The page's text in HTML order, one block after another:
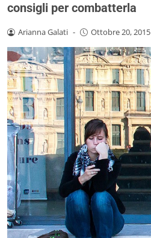
consigli per combatterla
Arianna Galati - Ottobre 20, 2015